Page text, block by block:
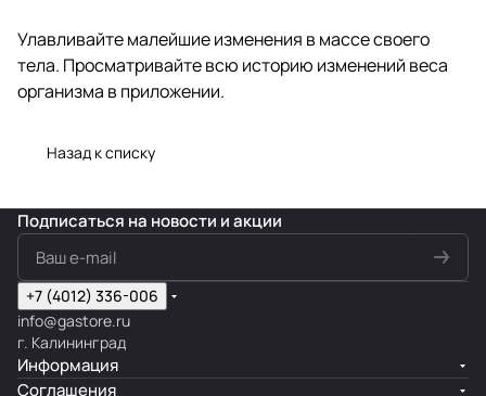
Улавливайте малейшие изменения в массе своего
тела. Просматривайте всю историю изменений веса
организма в приложении.
Назад к списку
Подписаться на новости и акции
+7 (4012) 336-006
info@gastore.ru
г. Калининград
Информация
Соглашения